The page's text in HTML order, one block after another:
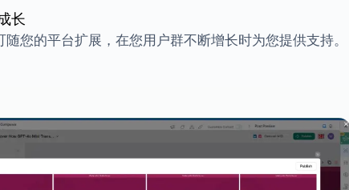
长
随您的平台扩展，在您用户群不断增长时为您提供支持。